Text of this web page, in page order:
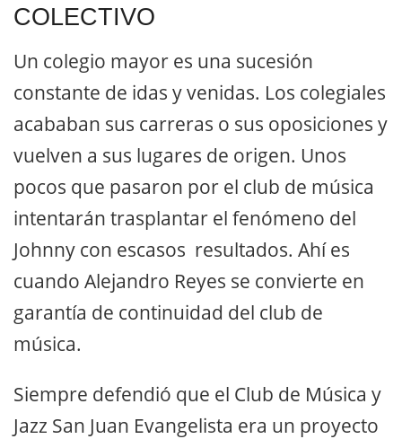
COLECTIVO
Un colegio mayor es una sucesión
constante de idas y venidas. Los colegiales
acababan sus carreras o sus oposiciones y
vuelven a sus lugares de origen. Unos
pocos que pasaron por el club de música
intentarán trasplantar el fenómeno del
Johnny con escasos resultados. Ahí es
cuando Alejandro Reyes se convierte en
garantía de continuidad del club de
música.
Siempre defendió que el Club de Música y
Jazz San Juan Evangelista era un proyecto